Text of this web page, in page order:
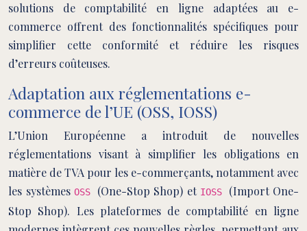
solutions de comptabilité en ligne adaptées au e-
commerce offrent des fonctionnalités spécifiques pour
simplifier cette conformité et réduire les risques
d’erreurs coûteuses.
Adaptation aux réglementations e-
commerce de l’UE (OSS, IOSS)
L’Union Européenne a introduit de nouvelles
réglementations visant à simplifier les obligations en
matière de TVA pour les e-commerçants, notamment avec
les systèmes OSS (One-Stop Shop) et IOSS (Import One-
Stop Shop). Les plateformes de comptabilité en ligne